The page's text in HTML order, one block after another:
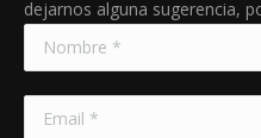
dejarnos alguna sugerencia,